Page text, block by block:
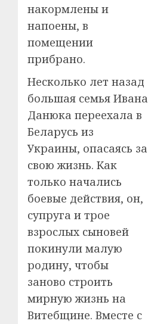
накормлены и
напоены, в
помещении
прибрано.
Несколько лет назад
большая семья Ивана
Данюка переехала в
Беларусь из
Украины, опасаясь за
свою жизнь. Как
только начались
боевые действия, он,
супруга и трое
взрослых сыновей
покинули малую
родину, чтобы
заново строить
мирную жизнь на
Витебщине. Вместе с